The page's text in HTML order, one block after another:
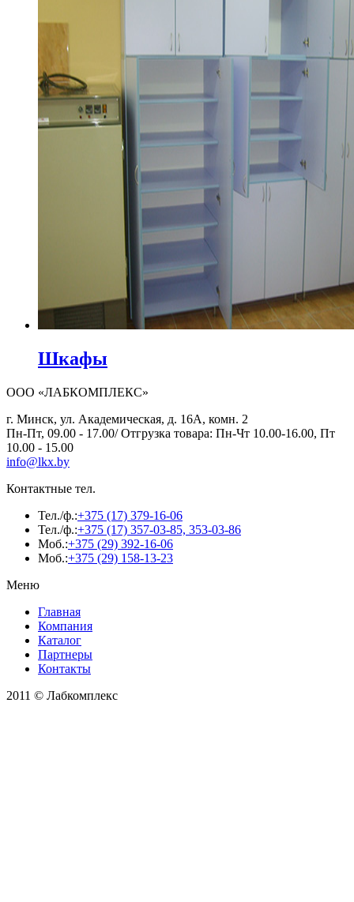
Шкафы
ООО «ЛАБКОМПЛЕКС»
г. Минск, ул. Академическая, д. 16А, комн. 2
Пн-Пт, 09.00 - 17.00/ Отгрузка товара: Пн-Чт 10.00-16.00, Пт
10.00 - 15.00
info@lkx.by
Контактные тел.
Тел./ф.:+375 (17) 379-16-06
Тел./ф.:+375 (17) 357-03-85, 353-03-86
Моб.:+375 (29) 392-16-06
Моб.:+375 (29) 158-13-23
Меню
Главная
Компания
Каталог
Партнеры
Контакты
2011 © Лабкомплекс